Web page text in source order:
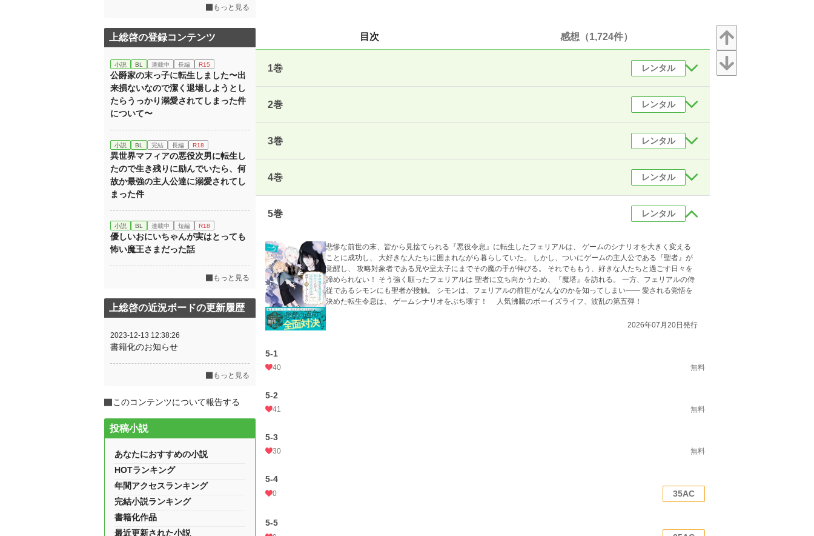
目次 感想（1,724件）
1巻 レンタル
2巻 レンタル
3巻 レンタル
4巻 レンタル
5巻 レンタル
悲惨な前世の末、皆から見捨てられる『悪役令息』に転生したフェリアルは、 ゲームのシナリオを大きく変える
ことに成功し、 大好きな人たちに囲まれながら暮らしていた。 しかし、ついにゲームの主人公である『聖者』が
覚醒し、 攻略対象者である兄や皇太子にまでその魔の手が伸びる。 それでももう、好きな人たちと過ごす日々を
諦められない！ そう強く願ったフェリアルは 聖者に立ち向かうため、『魔塔』を訪れる。 一方、フェリアルの侍
従であるシモンにも聖者が接触。 シモンは、フェリアルの前世がなんなのかを知ってしまい―― 愛される覚悟を
決めた転生令息は、 ゲームシナリオをぶち壊す！ 人気沸騰のボーイズライフ、波乱の第五弾！
2026年07月20日発行
5-1
40 無料
5-2
41 無料
5-3
30 無料
5-4
0 35AC
5-5
もっと見る
上総啓の登録コンテンツ
小説 BL 連載中 長編 R15
公爵家の末っ子に転生しました〜出
来損ないなので潔く退場しようとし
たらうっかり溺愛されてしまった件
について〜
小説 BL 完結 長編 R18
異世界マフィアの悪役次男に転生し
たので生き残りに励んでいたら、何
故か最強の主人公達に溺愛されてし
まった件
小説 BL 連載中 短編 R18
優しいおにいちゃんが実はとっても
怖い魔王さまだった話
もっと見る
上総啓の近況ボードの更新履歴
2023-12-13 12:38:26
書籍化のお知らせ
もっと見る
このコンテンツについて報告する
投稿小説
あなたにおすすめの小説
HOTランキング
年間アクセスランキング
完結小説ランキング
書籍化作品
最近更新された小説